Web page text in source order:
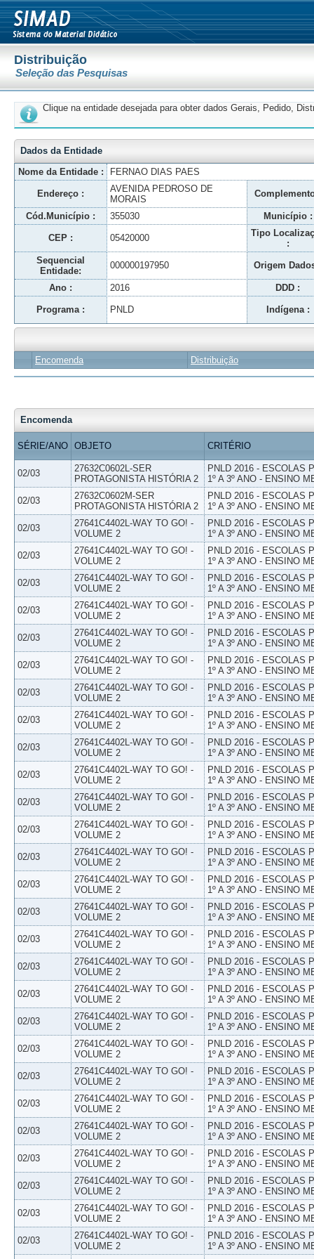
Distribuição
Seleção das Pesquisas
Clique na entidade desejada para obter dados Gerais, Pedido,
Dados da Entidade
Nome da Entidade :
FERNAO DIAS PAES
Endereço :
AVENIDA PEDROSO DE
MORAIS
Cód.Município : 355030 Município :
CEP : 05420000
Tipo
:
Sequencial
Entidade:
000000197950 Origem
Ano : 2016 DDD :
Programa : PNLD Indígena :
Encomenda Distribuição
Encomenda
SÉRIE/ANO OBJETO CRITÉRIO
02/03
27632C0602L-SER
PROTAGONISTA HISTÓRIA 2
PNLD 2016 - ESCOLAS
1º A 3º ANO - ENSINO
02/03
27632C0602M-SER
PROTAGONISTA HISTÓRIA 2
PNLD 2016 - ESCOLAS
1º A 3º ANO - ENSINO
02/03
27641C4402L-WAY TO GO! -
VOLUME 2
PNLD 2016 - ESCOLAS
1º A 3º ANO - ENSINO
02/03
27641C4402L-WAY TO GO! -
VOLUME 2
PNLD 2016 - ESCOLAS
1º A 3º ANO - ENSINO
02/03
27641C4402L-WAY TO GO! -
VOLUME 2
PNLD 2016 - ESCOLAS
1º A 3º ANO - ENSINO
02/03
27641C4402L-WAY TO GO! -
VOLUME 2
PNLD 2016 - ESCOLAS
1º A 3º ANO - ENSINO
02/03
27641C4402L-WAY TO GO! -
VOLUME 2
PNLD 2016 - ESCOLAS
1º A 3º ANO - ENSINO
02/03
27641C4402L-WAY TO GO! -
VOLUME 2
PNLD 2016 - ESCOLAS
1º A 3º ANO - ENSINO
02/03
27641C4402L-WAY TO GO! -
VOLUME 2
PNLD 2016 - ESCOLAS
1º A 3º ANO - ENSINO
02/03
27641C4402L-WAY TO GO! -
VOLUME 2
PNLD 2016 - ESCOLAS
1º A 3º ANO - ENSINO
02/03
27641C4402L-WAY TO GO! -
VOLUME 2
PNLD 2016 - ESCOLAS
1º A 3º ANO - ENSINO
02/03
27641C4402L-WAY TO GO! -
VOLUME 2
PNLD 2016 - ESCOLAS
1º A 3º ANO - ENSINO
02/03
27641C4402L-WAY TO GO! -
VOLUME 2
PNLD 2016 - ESCOLAS
1º A 3º ANO - ENSINO
02/03
27641C4402L-WAY TO GO! -
VOLUME 2
PNLD 2016 - ESCOLAS
1º A 3º ANO - ENSINO
02/03
27641C4402L-WAY TO GO! -
VOLUME 2
PNLD 2016 - ESCOLAS
1º A 3º ANO - ENSINO
02/03
27641C4402L-WAY TO GO! -
VOLUME 2
PNLD 2016 - ESCOLAS
1º A 3º ANO - ENSINO
02/03
27641C4402L-WAY TO GO! -
VOLUME 2
PNLD 2016 - ESCOLAS
1º A 3º ANO - ENSINO
02/03
27641C4402L-WAY TO GO! -
VOLUME 2
PNLD 2016 - ESCOLAS
1º A 3º ANO - ENSINO
02/03
27641C4402L-WAY TO GO! -
VOLUME 2
PNLD 2016 - ESCOLAS
1º A 3º ANO - ENSINO
02/03
27641C4402L-WAY TO GO! -
VOLUME 2
PNLD 2016 - ESCOLAS
1º A 3º ANO - ENSINO
02/03
27641C4402L-WAY TO GO! -
VOLUME 2
PNLD 2016 - ESCOLAS
1º A 3º ANO - ENSINO
02/03
27641C4402L-WAY TO GO! -
VOLUME 2
PNLD 2016 - ESCOLAS
1º A 3º ANO - ENSINO
02/03
27641C4402L-WAY TO GO! -
VOLUME 2
PNLD 2016 - ESCOLAS
1º A 3º ANO - ENSINO
02/03
27641C4402L-WAY TO GO! -
VOLUME 2
PNLD 2016 - ESCOLAS
1º A 3º ANO - ENSINO
02/03
27641C4402L-WAY TO GO! -
VOLUME 2
PNLD 2016 - ESCOLAS
1º A 3º ANO - ENSINO
02/03
27641C4402L-WAY TO GO! -
VOLUME 2
PNLD 2016 - ESCOLAS
1º A 3º ANO - ENSINO
02/03
27641C4402L-WAY TO GO! -
VOLUME 2
PNLD 2016 - ESCOLAS
1º A 3º ANO - ENSINO
02/03
27641C4402L-WAY TO GO! -
VOLUME 2
PNLD 2016 - ESCOLAS
1º A 3º ANO - ENSINO
02/03
27641C4402L-WAY TO GO! -
VOLUME 2
PNLD 2016 - ESCOLAS
1º A 3º ANO - ENSINO